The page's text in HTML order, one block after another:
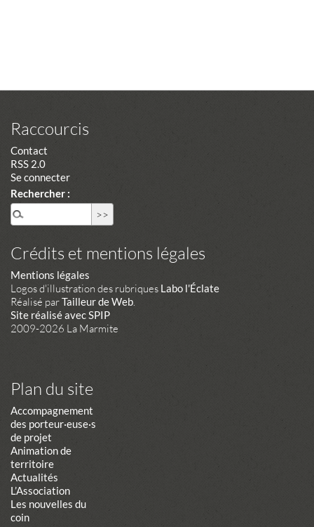
Raccourcis
Contact
RSS 2.0
Se connecter
Rechercher :
Crédits et mentions légales
Mentions légales
Logos d'illustration des rubriques Labo l'Éclate
Réalisé parTailleur de Web
Site réalisé avec SPIP
2009-2026 La Marmite
Plan du site
Accompagnement
des porteur·euse·s
de projet
Animation de
territoire
Actualités
L’Association
Les nouvelles du
coin